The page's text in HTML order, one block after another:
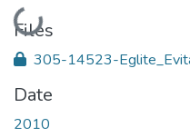
Loading...
Files
305-14523-
Date
2010